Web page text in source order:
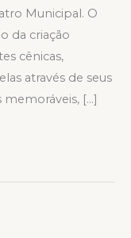
Municipal. O
da criação
cênicas,
através de seus
[…]